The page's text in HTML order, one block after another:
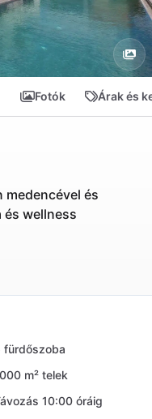
Fotók Árak és
medencével és
wellness
fürdőszoba
m² telek
10:00 óráig